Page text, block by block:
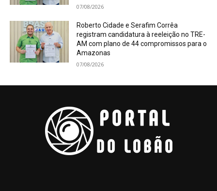
07/08/2026
Roberto Cidade e Serafim Corrêa
registram candidatura à reeleição no TRE-
AM com plano de 44 compromissos para o
Amazonas
07/08/2026